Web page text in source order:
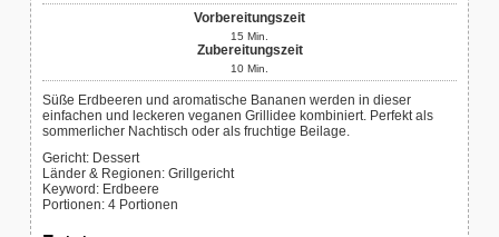
Vorbereitungszeit
15 Min.
Zubereitungszeit
10 Min.
Süße Erdbeeren und aromatische Bananen werden in dieser
einfachen und leckeren veganen Grillidee kombiniert. Perfekt als
sommerlicher Nachtisch oder als fruchtige Beilage.
Gericht: Dessert
Länder & Regionen: Grillgericht
Keyword: Erdbeere
Portionen:4 Portionen